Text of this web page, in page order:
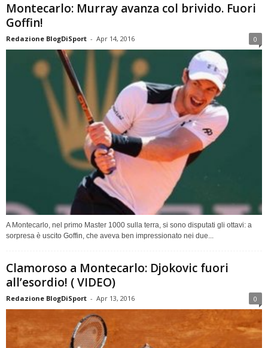
Montecarlo: Murray avanza col brivido. Fuori
Goffin!
Redazione BlogDiSport - Apr 14, 2016 0
A Montecarlo, nel primo Master 1000 sulla terra, si sono disputati gli ottavi: a
sorpresa è uscito Goffin, che aveva ben impressionato nei due...
Clamoroso a Montecarlo: Djokovic fuori
all’esordio! ( VIDEO)
Redazione BlogDiSport - Apr 13, 2016 0